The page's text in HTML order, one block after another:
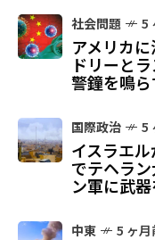
社会問題 5
アメリカ
ドリーと
警鐘を鳴ら
国際政治 5
イスラエ
でテヘラ
ン軍に武
中東 5 ヶ月